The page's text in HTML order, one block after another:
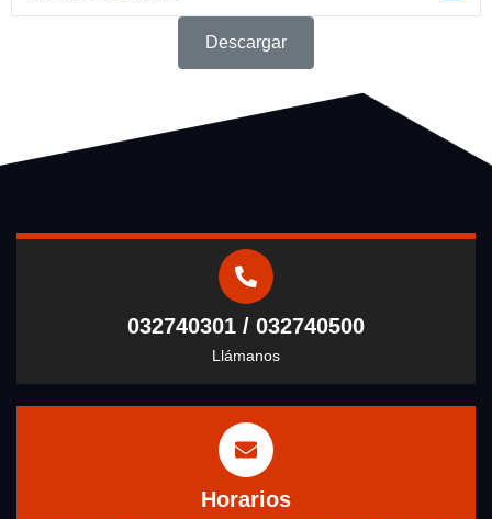
Descargar
032740301 / 032740500
Llámanos
Horarios